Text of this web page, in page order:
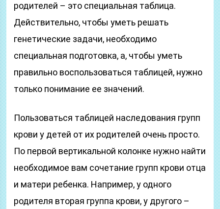
родителей – это специальная таблица.
Действительно, чтобы уметь решать
генетические задачи, необходимо
специальная подготовка, а, чтобы уметь
правильно воспользоваться таблицей, нужно
только понимание ее значений.
Пользоваться таблицей наследования групп
крови у детей от их родителей очень просто.
По первой вертикальной колонке нужно найти
необходимое вам сочетание групп крови отца
и матери ребенка. Например, у одного
родителя вторая группа крови, у другого –